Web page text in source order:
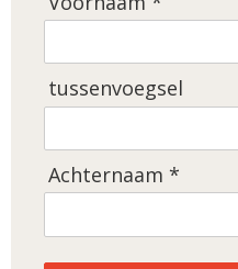
tussenvoegsel
Achternaam *